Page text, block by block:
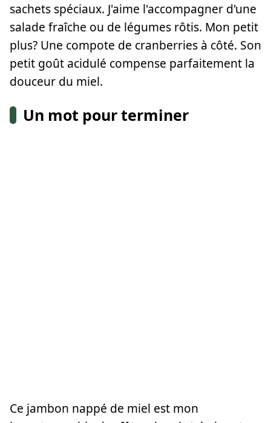
sachets spéciaux. J'aime l'accompagner d'une
salade fraîche ou de légumes rôtis. Mon petit
plus? Une compote de cranberries à côté. Son
petit goût acidulé compense parfaitement la
douceur du miel.
Un mot pour terminer
Ce jambon nappé de miel est mon